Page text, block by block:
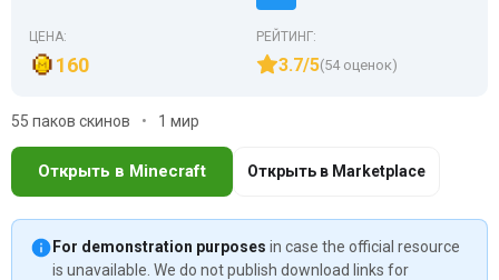
ЦЕНА:
160
РЕЙТИНГ:
3.7/5(54 оценок)
55 паков скинов 1 мир
Открыть в Minecraft Открыть в Marketplace
For demonstration purposes in case the official resource
is unavailable. We do not publish download links for